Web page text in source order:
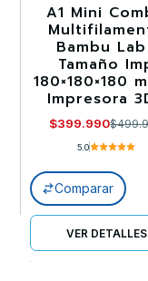
-20%
Agotado
A1 Mini
Bambu
Tamaño
180×180×180
Impresora
$399.990
5.0
Comparar
VER DETALLES